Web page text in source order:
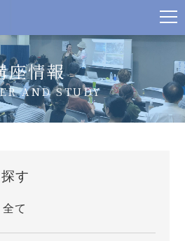
座情報
AND STUDY
す
全て